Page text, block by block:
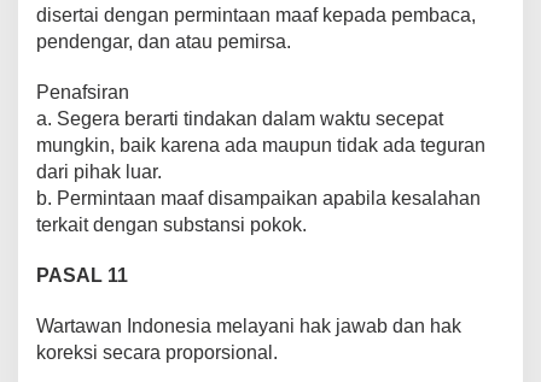
disertai dengan permintaan maaf kepada pembaca,
pendengar, dan atau pemirsa.
Penafsiran
a. Segera berarti tindakan dalam waktu secepat
mungkin, baik karena ada maupun tidak ada teguran
dari pihak luar.
b. Permintaan maaf disampaikan apabila kesalahan
terkait dengan substansi pokok.
PASAL 11
Wartawan Indonesia melayani hak jawab dan hak
koreksi secara proporsional.